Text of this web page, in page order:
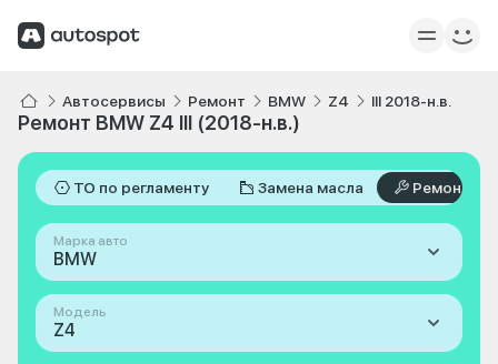
Автосервисы Ремонт BMW Z4 III 2018-н.в.
Ремонт BMW Z4 III (2018-н.в.)
ТО по регламенту Замена масла Ремонт
Марка авто
BMW
Модель
Z4